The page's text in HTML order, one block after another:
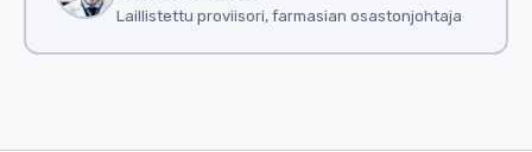
Laillistettu proviisori, farmasian osastonjohtaja